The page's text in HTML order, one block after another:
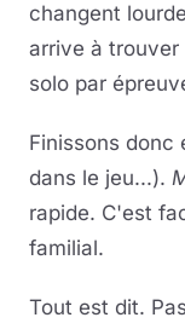
changent
arrive à trouver
solo par
Finissons donc
dans le jeu...).
rapide. C'est
familial.
Tout est dit.